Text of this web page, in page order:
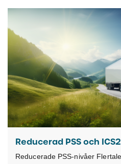
Reducerad PSS och ICS2